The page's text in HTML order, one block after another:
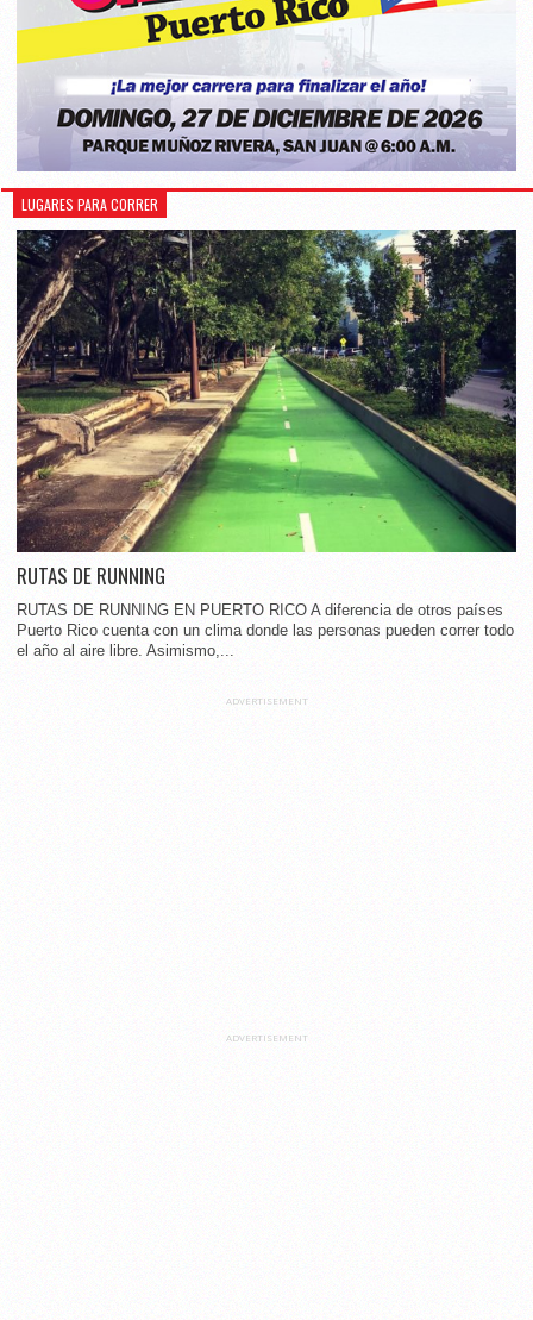
LUGARES PARA CORRER
RUTAS DE RUNNING
RUTAS DE RUNNING EN PUERTO RICO A diferencia de otros países
Puerto Rico cuenta con un clima donde las personas pueden correr todo
el año al aire libre. Asimismo,...
ADVERTISEMENT
ADVERTISEMENT